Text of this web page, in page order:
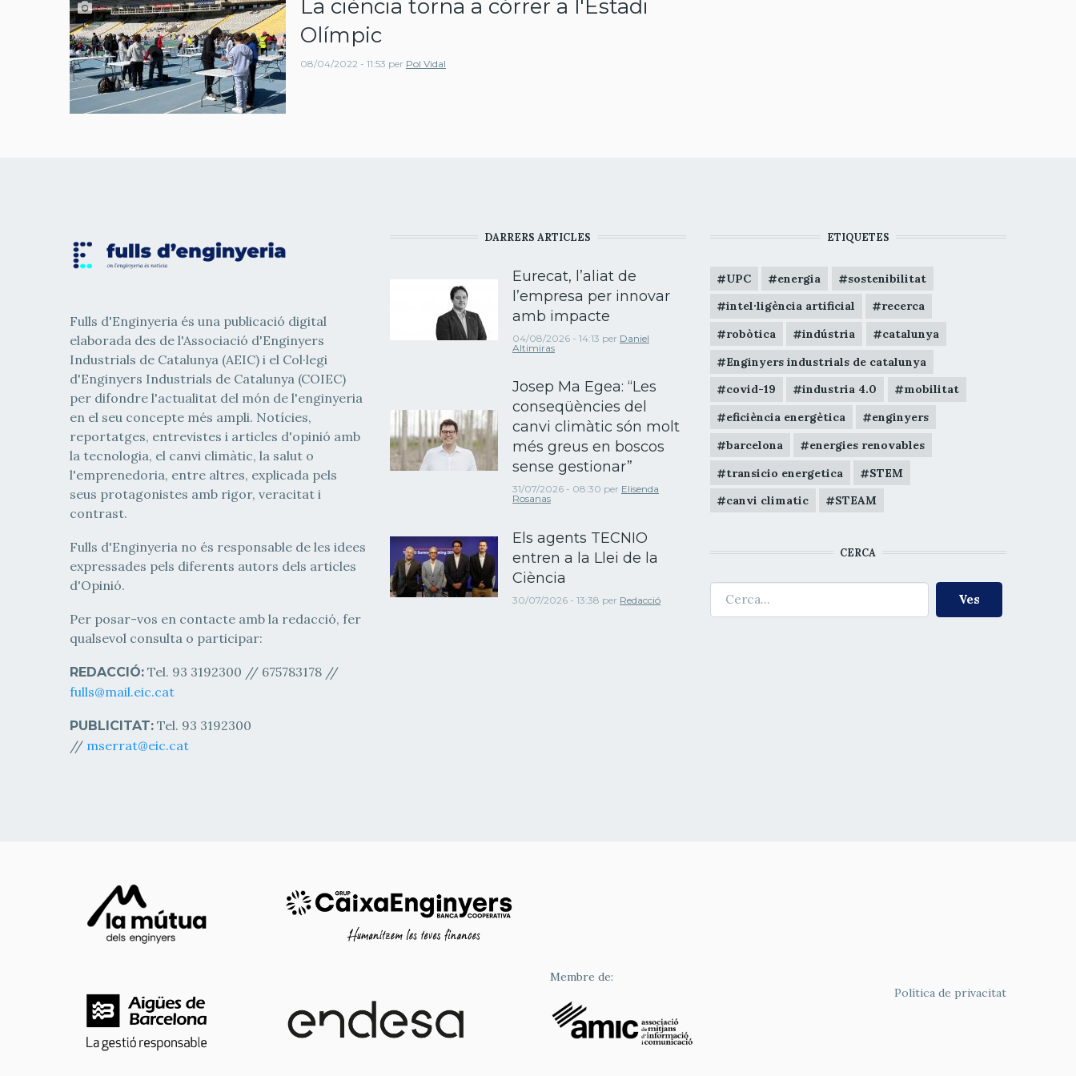
navegació
La ciència torna a córrer a l'Estadi
Olímpic
08/04/2022 - 11:53 per Pol Vidal
Fulls d'Enginyeria és una publicació digital
elaborada des de l'Associació d'Enginyers
Industrials de Catalunya (AEIC) i el Col·legi
d'Enginyers Industrials de Catalunya (COIEC)
per difondre l'actualitat del món de l'enginyeria
en el seu concepte més ampli. Notícies,
reportatges, entrevistes i articles d'opinió amb
la tecnologia, el canvi climàtic, la salut o
l'emprenedoria, entre altres, explicada pels
seus protagonistes amb rigor, veracitat i
contrast.
Fulls d'Enginyeria no és responsable de les idees
expressades pels diferents autors dels articles
d'Opinió.
Per posar-vos en contacte amb la redacció, fer
qualsevol consulta o participar:
REDACCIÓ: Tel. 93 3192300 // 675783178 //
fulls@mail.eic.cat
PUBLICITAT: Tel. 93 3192300
// mserrat@eic.cat
DARRERS ARTICLES
Eurecat, l’aliat de
l’empresa per innovar
amb impacte
04/08/2026 - 14:13 per Daniel
Altimiras
Josep Ma Egea: “Les
conseqüències del
canvi climàtic són molt
més greus en boscos
sense gestionar”
31/07/2026 - 08:30 per Elisenda
Rosanas
Els agents TECNIO
entren a la Llei de la
Ciència
30/07/2026 - 13:38 per Redacció
ETIQUETES
UPC energia
sostenibilitat
intel·ligència artificial
recerca
robòtica
indústria
catalunya
Enginyers industrials de catalunya
covid-19
industria 4.0
mobilitat
eficiència energètica
enginyers
barcelona
energies renovables
transicio energetica
STEM
canvi climatic
STEAM
CERCA
Membre de:
FOOTER
Política de privacitat